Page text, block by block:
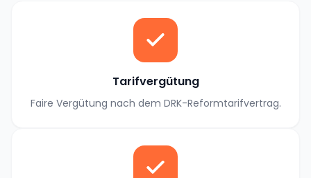
Tarifvergütung
Faire Vergütung nach dem DRK-Reformtarifvertrag.